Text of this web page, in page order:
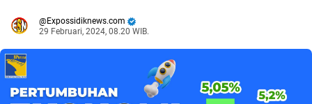
Expossidiknews.com
29 Februari, 2024, 08.20 WIB.